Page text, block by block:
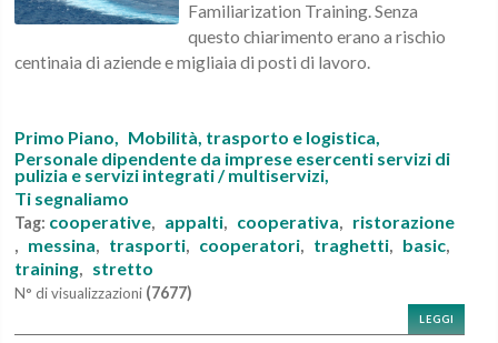
Familiarization Training. Senza
questo chiarimento erano a rischio
centinaia di aziende e migliaia di posti di lavoro.
Primo Piano, Mobilità, trasporto e logistica,
Personale dipendente da imprese esercenti servizi di
pulizia e servizi integrati / multiservizi,
Ti segnaliamo
Tag: cooperative, appalti, cooperativa, ristorazione
, messina, trasporti, cooperatori, traghetti, basic,
training, stretto
N° di visualizzazioni (7677)
LEGGI